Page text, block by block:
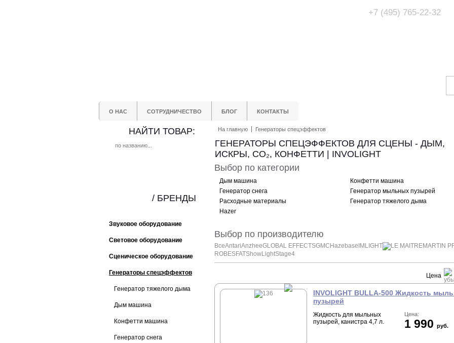
+7 (495) 765-22-32
О НАС СОТРУДНИЧЕСТВО БЛОГ КОНТАКТЫ
НАЙТИ ТОВАР:
Звуковое оборудование
Световое оборудование
Сценическое оборудование
Генераторы спецэффектов
Генератор тяжелого дыма
Дым машина
Конфетти машина
Генератор снега
/ БРЕНДЫ
На главную Генераторы спецэффектов
ГЕНЕРАТОРЫ СПЕЦЭФФЕКТОВ ДЛЯ СЦЕНЫ - ДЫМ,
ИСКРЫ, CO₂, КОНФЕТТИ | INVOLIGHT
Выбор по категории
Дым машина
Конфетти машина
Генератор снега
Генератор мыльных пузырей
Расходные материалы
Генератор тяжелого дыма
Hazer
Выбор по производителю
ВсеAntariAnzheeGLOBAL EFFECTSGMC Hazebase IMLIGHT LE MAITREMARTIN
ROBESFATShowLightStage4
Цена
INVOLIGHT BULLA-500 Жидкость
пузырей
Жидкость для мыльных
пузырей, канистра 4,7 л.
Цена:
1 990 руб.